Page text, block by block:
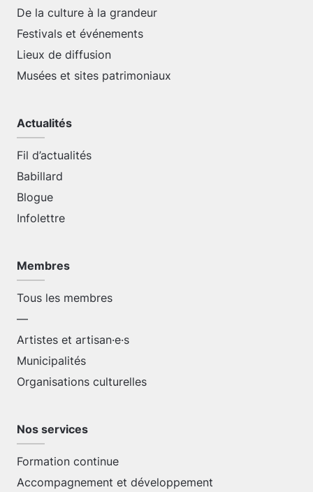
De la culture à la grandeur
Festivals et événements
Lieux de diffusion
Musées et sites patrimoniaux
Actualités
Fil d’actualités
Babillard
Blogue
Infolettre
Membres
Tous les membres
—
Artistes et artisan·e·s
Municipalités
Organisations culturelles
Nos services
Formation continue
Accompagnement et développement